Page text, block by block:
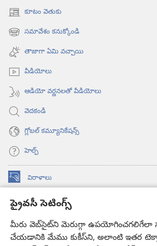
ప్రైవసీ సెటింగ్స్
మీరు వెబ్‌సైట్‌ని మెరుగ్గా
చేయడానికి మేము కుకీస్‌ని, అలాంటి ఇతర
కూటం వెతుకు
(కొత్త
విండో
ఓపెన్‌
అవుతుంది)
సమావేశం కనుక్కోండి
(కొత్త
విండో
ఓపెన్‌
అవుతుంది)
తాజాగా ఏమి వచ్చాయి
వీడియోలు
ఆడియో వర్ణనలతో వీడియోలు
వెదకండి
గ్లోబల్‌ కమ్యూనికేషన్స్‌
హెల్ప్‌
విరాళాలు
(కొత్త
ఓపెన్‌ కావలికోట ఆన్‌లైన్‌ లైబ్రరీ
(కొత్త
విండో
ఓపెన్‌
JW Hub
(కొత్త